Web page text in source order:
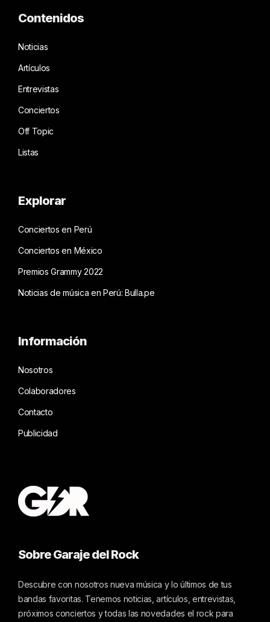
Contenidos
Noticias
Artículos
Entrevistas
Conciertos
Off Topic
Listas
Explorar
Conciertos en Perú
Conciertos en México
Premios Grammy 2022
Noticias de música en Perú: Bulla.pe
Información
Nosotros
Colaboradores
Contacto
Publicidad
Sobre Garaje del Rock
Descubre con nosotros nueva música y lo últimos de tus
bandas favoritas. Tenemos noticias, artículos, entrevistas,
próximos conciertos y todas las novedades el rock para